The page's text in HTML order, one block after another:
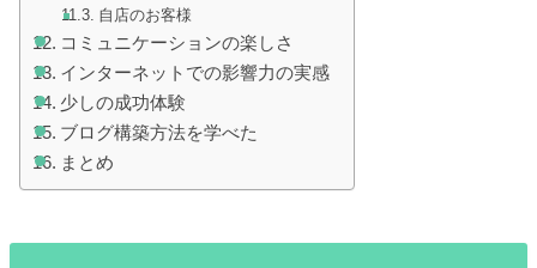
自店のお客様
コミュニケーションの楽しさ
インターネットでの影響力の実感
少しの成功体験
ブログ構築方法を学べた
まとめ